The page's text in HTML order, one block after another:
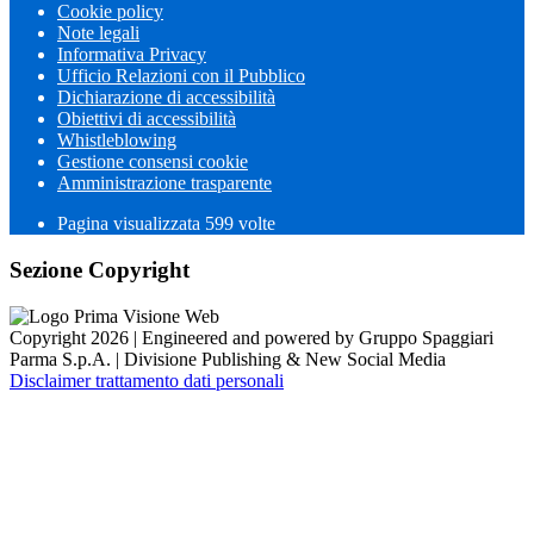
Cookie policy
Note legali
Informativa Privacy
Ufficio Relazioni con il Pubblico
Dichiarazione di accessibilità
Obiettivi di accessibilità
Whistleblowing
Gestione consensi cookie
Amministrazione trasparente
Pagina visualizzata 599 volte
Sezione Copyright
Copyright 2026 | Engineered and powered by Gruppo Spaggiari
Parma S.p.A. | Divisione Publishing & New Social Media
Disclaimer trattamento dati personali